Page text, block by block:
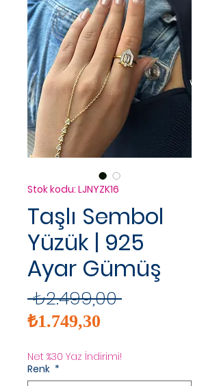
Stok kodu: LJNYZK16
Taşlı Sembol
Yüzük | 925
Ayar Gümüş
₺2.499,00 Normal
₺1.749,30
Net %30 Yaz İndirimi!
Renk *